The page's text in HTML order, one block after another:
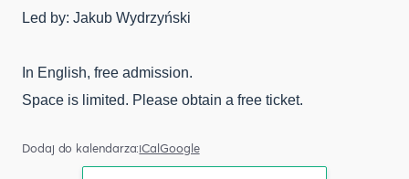
Led by: Jakub Wydrzyński
In English, free admission.
Space is limited. Please obtain a free ticket.
Dodaj do kalendarza:iCalGoogle